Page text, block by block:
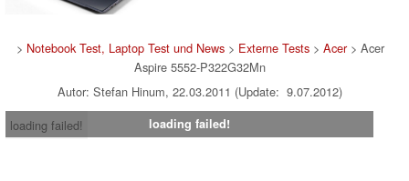
> Notebook Test, Laptop Test und News> Externe Tests> Acer> Acer
Aspire 5552-P322G32Mn
Autor: Stefan Hinum, 22.03.2011 (Update: 9.07.2012)
loading failed!
loading failed!